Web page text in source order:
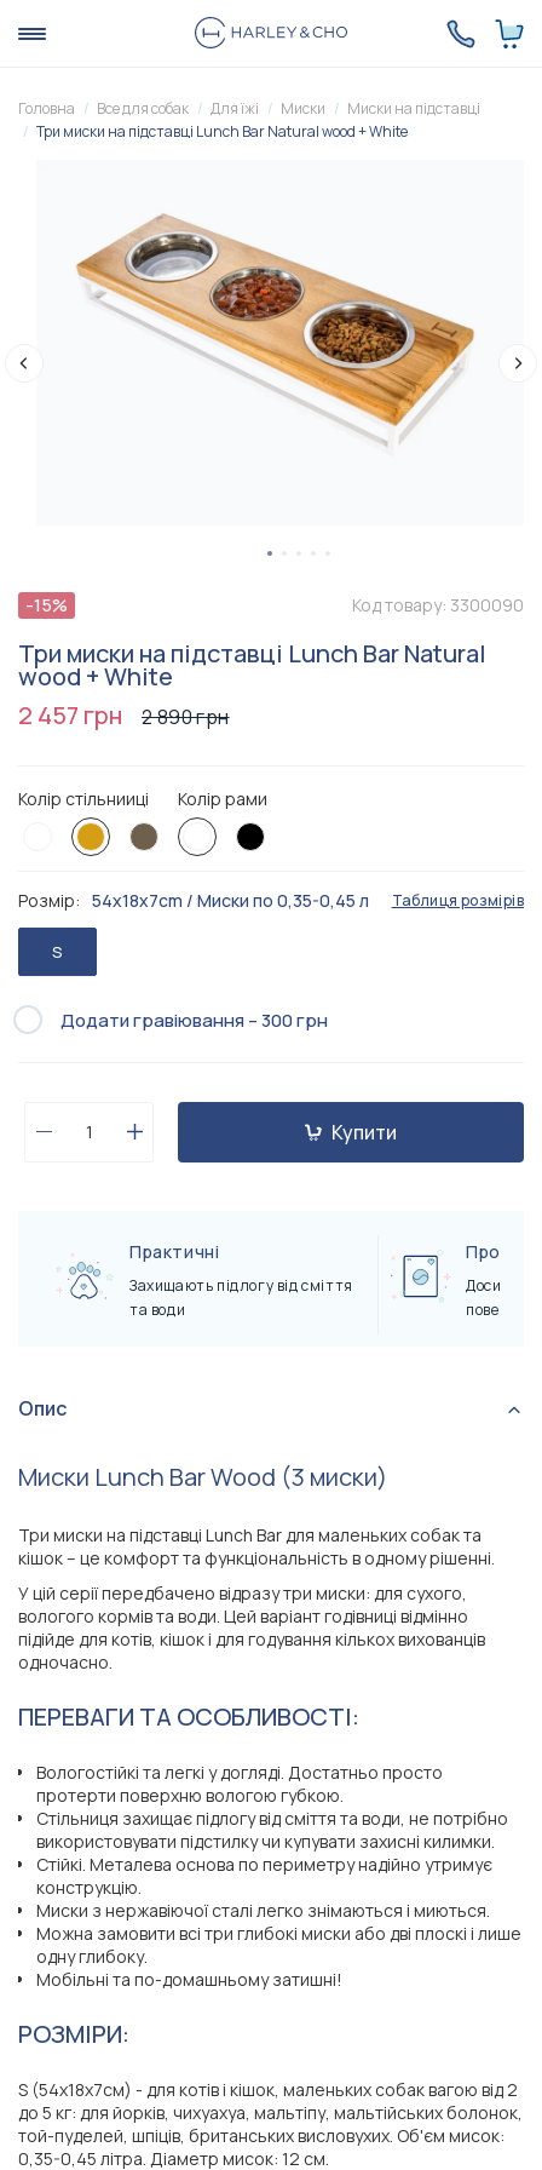
Головна Все для собак Для їжі Миски
Миски на підставці
Три миски на підставці Lunch Bar Natural wood + White
-15% Код товару: 3300090
Три миски на підставці Lunch Bar Natural
wood + White
2 457 грн
2 890 грн
Колір стільнииці Колір рами
Розмір: 54x18x7cm / Миски по 0,35-0,45 л Таблиця розмірів
S
Додати гравіювання – 300 грн
Купити
Практичні
Захищають підлогу від сміття
та води
Прості
Досить
поверхню
Опис
Миски Lunch Bar Wood (3 миски)
Три миски на підставці Lunch Bar для маленьких собак та
кішок – це комфорт та функціональність в одному рішенні.
У цій серії передбачено відразу три миски: для сухого,
вологого кормів та води. Цей варіант годівниці відмінно
підійде для котів, кішок і для годування кількох вихованців
одночасно.
ПЕРЕВАГИ ТА ОСОБЛИВОСТІ:
Вологостійкі та легкі у догляді. Достатньо просто
протерти поверхню вологою губкою.
Стільниця захищає підлогу від сміття та води, не потрібно
використовувати підстилку чи купувати захисні килимки.
Стійкі. Металева основа по периметру надійно утримує
конструкцію.
Миски з нержавіючої сталі легко знімаються і миються.
Можна замовити всі три глибокі миски або дві плоскі і лише
одну глибоку.
Мобільні та по-домашньому затишні!
РОЗМІРИ:
S (54x18x7см) - для котів і кішок, маленьких собак вагою від 2
до 5 кг: для йорків, чихуахуа, мальтіпу, мальтійських болонок,
той-пуделей, шпіців, британських висловухих. Об'єм мисок:
0,35-0,45 літра. Діаметр мисок: 12 см.